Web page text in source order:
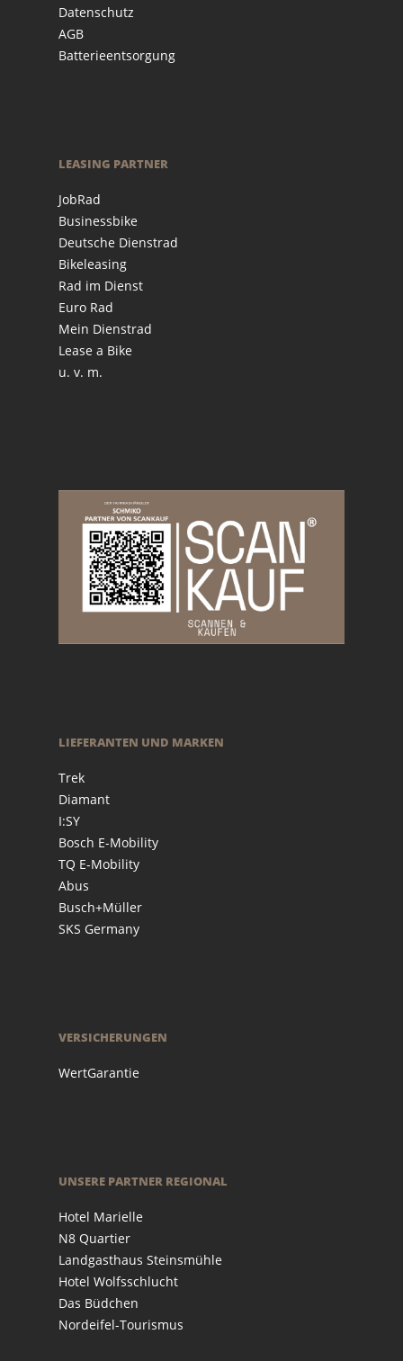
Datenschutz
AGB
Batterieentsorgung
LEASING PARTNER
JobRad
Businessbike
Deutsche Dienstrad
Bikeleasing
Rad im Dienst
Euro Rad
Mein Dienstrad
Lease a Bike
u. v. m.
LIEFERANTEN UND MARKEN
Trek
Diamant
I:SY
Bosch E-Mobility
TQ E-Mobility
Abus
Busch+Müller
SKS Germany
VERSICHERUNGEN
WertGarantie
UNSERE PARTNER REGIONAL
Hotel Marielle
N8 Quartier
Landgasthaus Steinsmühle
Hotel Wolfsschlucht
Das Büdchen
Nordeifel-Tourismus